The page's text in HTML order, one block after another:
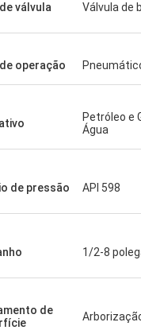
válvula Válvula de
operação
Petróleo e
Água
de pressão API 598
1/2-8
de